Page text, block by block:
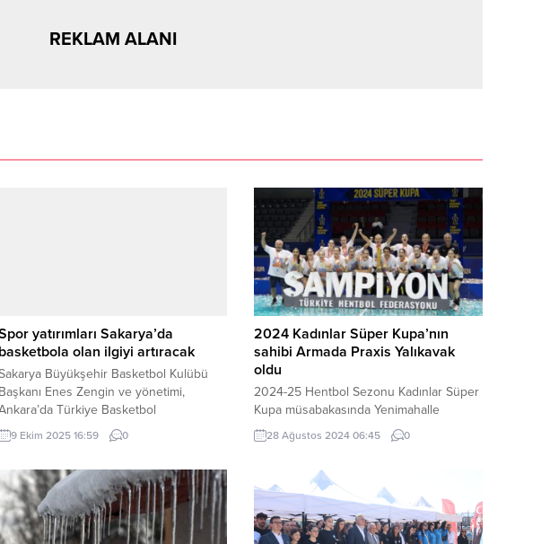
REKLAM ALANI
yatırımları Sakarya’da
basketbola olan ilgiyi artıracak
Büyükşehir Basketbol Kulübü
Başkanı Enes Zengin ve yönetimi,
Türkiye Basketbol
(TBF) Başkanvekili Harun
ziyaret etti. SAKARYA (İGFA) –
Başkanı Enes Zengin, Ankara’da
Türkiye Basketbol Federasyonu (TBF)
Harun Erdenay’ı ziyaret etti.
ayrıca Büyükşehir Basketbol
9 Ekim 2025 16:59 0
2024 Kadınlar Süper Kupa’nın
sahibi Armada Praxis Yalıkavak
oldu
2024-25 Hentbol Sezonu Kadınlar Süper
Kupa müsabakasında Yenimahalle
Belediyesi’ni yenen Armada Praxis
Yalıkavak şampiyon oldu. ANKARA (İGFA)
Hentbol Salonu’nda oynanan
karşılaşmanın ilk yarısını 16-12’lik skorla
önde kapatan Armada Praxis Yalıkavak,
maçı da 37-24’lük skorla kazanarak 2024
28 Ağustos 2024 06:45 0